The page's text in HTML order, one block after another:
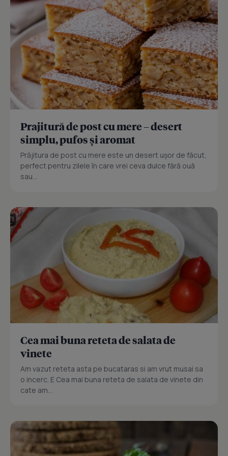
Prajitură de post cu mere – desert
simplu, pufos și aromat
Prăjitura de post cu mere este un desert ușor de făcut,
perfect pentru zilele în care vrei ceva dulce fără ouă
sau...
Cea mai buna reteta de salata de
vinete
Am vazut reteta asta pe bucataras si am vrut musai sa
o incerc. E Cea mai buna reteta de salata de vinete din
cate am...